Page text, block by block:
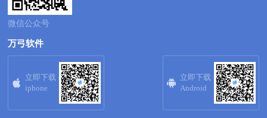
微信公众号
万弓软件

立即下载
iphone

立即下载
Android